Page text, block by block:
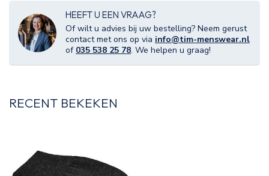
HEEFT U EEN VRAAG?
Of wilt u advies bij uw bestelling? Neem gerust
contact met ons op via info@tim-menswear.nl
of 035 538 25 78. We helpen u graag!
RECENT BEKEKEN